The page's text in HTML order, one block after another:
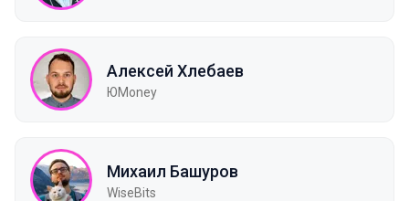
Алексей Хлебаев
ЮMoney
Михаил Башуров
WiseBits